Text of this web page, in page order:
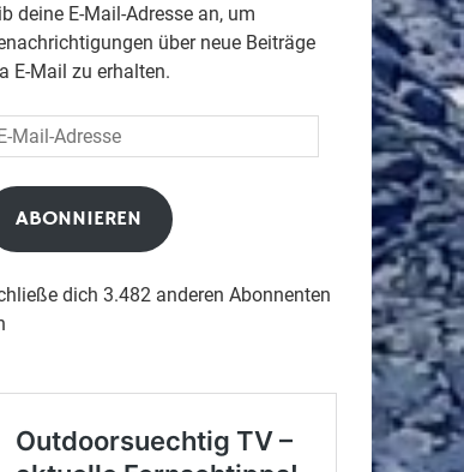
deine E-Mail-Adresse an, um
über neue Beiträge
E-Mail zu erhalten.
ABONNIEREN
dich 3.482 anderen Abonnenten